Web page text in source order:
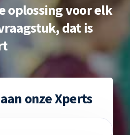
oplossing voor elk
dat is
onze Xperts